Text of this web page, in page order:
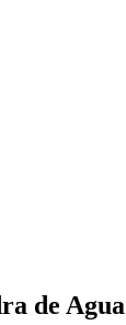
de Agua